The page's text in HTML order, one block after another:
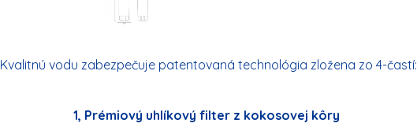
Kvalitnú vodu zabezpečuje patentovaná technológia zložena zo 4-častí:
1, Prémiový uhlíkový filter z kokosovej kôry